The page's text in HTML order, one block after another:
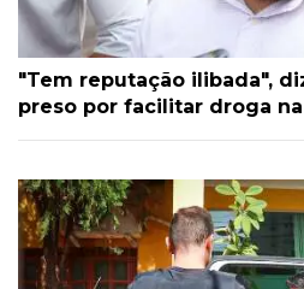
"Tem reputação ilibada",
preso por facilitar droga na